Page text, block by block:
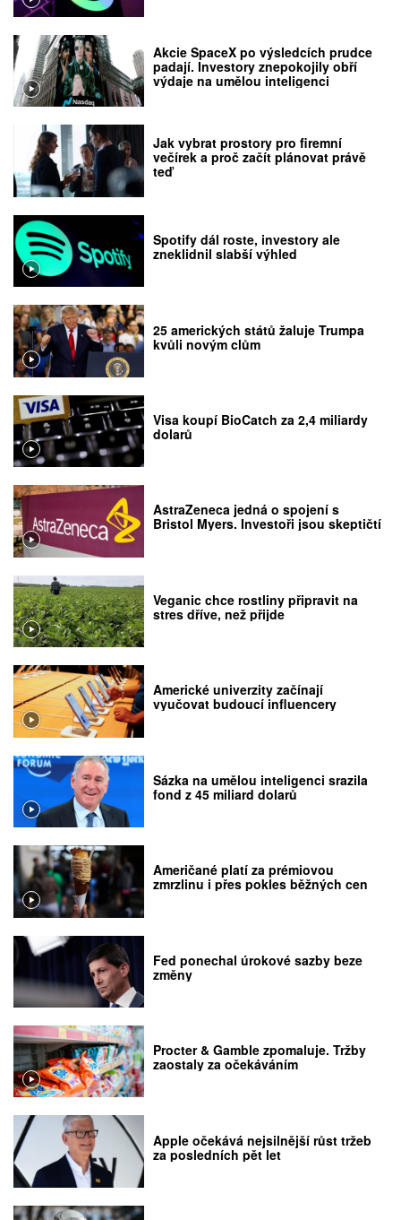
Akcie SpaceX po výsledcích prudce
padají. Investory znepokojily obří
výdaje na umělou inteligenci
Jak vybrat prostory pro firemní
večírek a proč začít plánovat právě
teď
Spotify dál roste, investory ale
zneklidnil slabší výhled
25 amerických států žaluje Trumpa
kvůli novým clům
Visa koupí BioCatch za 2,4 miliardy
dolarů
AstraZeneca jedná o spojení s
Bristol Myers. Investoři jsou skeptičtí
Veganic chce rostliny připravit na
stres dříve, než přijde
Americké univerzity začínají
vyučovat budoucí influencery
Sázka na umělou inteligenci srazila
fond z 45 miliard dolarů
Američané platí za prémiovou
zmrzlinu i přes pokles běžných cen
Fed ponechal úrokové sazby beze
změny
Procter & Gamble zpomaluje. Tržby
zaostaly za očekáváním
Apple očekává nejsilnější růst tržeb
za posledních pět let